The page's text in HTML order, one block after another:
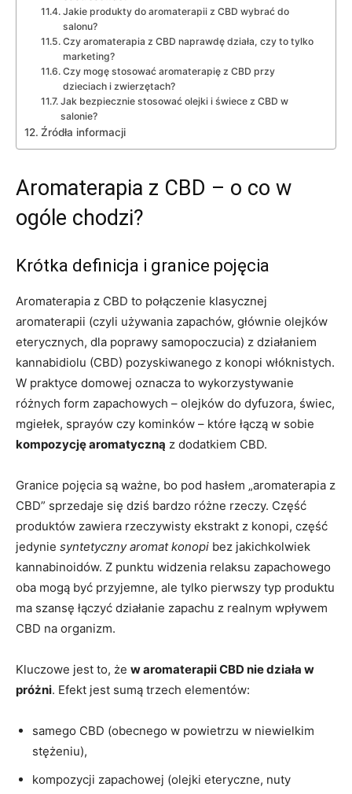
Jakie produkty do aromaterapii z CBD wybrać do
salonu?
Czy aromaterapia z CBD naprawdę działa, czy to tylko
marketing?
Czy mogę stosować aromaterapię z CBD przy
dzieciach i zwierzętach?
Jak bezpiecznie stosować olejki i świece z CBD w
salonie?
Źródła informacji
Aromaterapia z CBD – o co w
ogóle chodzi?
Krótka definicja i granice pojęcia
Aromaterapia z CBD to połączenie klasycznej
aromaterapii (czyli używania zapachów, głównie olejków
eterycznych, dla poprawy samopoczucia) z działaniem
kannabidiolu (CBD) pozyskiwanego z konopi włóknistych.
W praktyce domowej oznacza to wykorzystywanie
różnych form zapachowych – olejków do dyfuzora, świec,
mgiełek, sprayów czy kominków – które łączą w sobie
kompozycję aromatyczną z dodatkiem CBD.
Granice pojęcia są ważne, bo pod hasłem „aromaterapia z
CBD” sprzedaje się dziś bardzo różne rzeczy. Część
produktów zawiera rzeczywisty ekstrakt z konopi, część
jedynie syntetyczny aromat konopi bez jakichkolwiek
kannabinoidów. Z punktu widzenia relaksu zapachowego
oba mogą być przyjemne, ale tylko pierwszy typ produktu
ma szansę łączyć działanie zapachu z realnym wpływem
CBD na organizm.
Kluczowe jest to, że w aromaterapii CBD nie działa w
próżni. Efekt jest sumą trzech elementów:
samego CBD (obecnego w powietrzu w niewielkim
stężeniu),
kompozycji zapachowej (olejki eteryczne, nuty